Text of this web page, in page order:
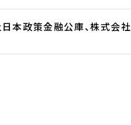
本政策金融公庫、株式会社